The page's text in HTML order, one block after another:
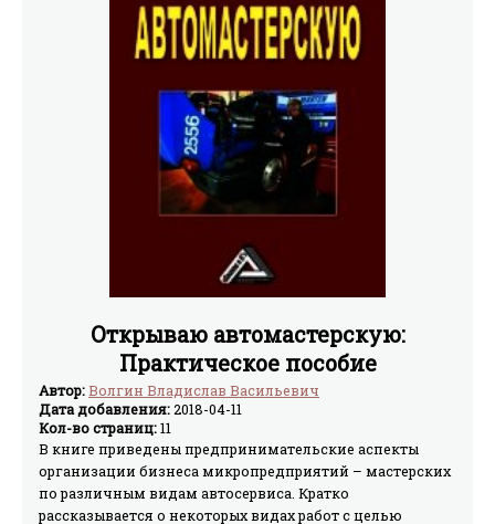
Открываю автомастерскую:
Практическое пособие
Автор:Волгин Владислав Васильевич
Дата добавления:2018-04-11
Кол-во страниц:11
В книге приведены предпринимательские аспекты
организации бизнеса микропредприятий – мастерских
по различным видам автосервиса. Кратко
рассказывается о некоторых видах работ с целью